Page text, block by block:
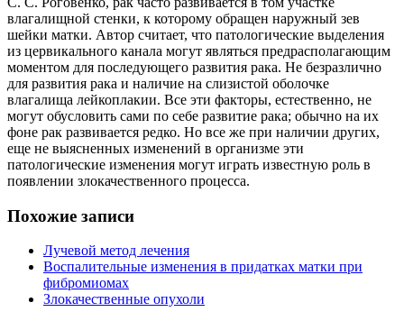
влагалищной стенки, к которому обращен наружный зев
шейки матки. Автор считает, что патологические выделения
из цервикального канала могут являться предрасполагающим
моментом для последующего развития рака. Не безразлично
для развития рака и наличие на слизистой оболочке
влагалища лейкоплакии. Все эти факторы, естественно, не
могут обусловить сами по себе развитие рака; обычно на их
фоне рак развивается редко. Но все же при наличии других,
еще не выясненных изменений в организме эти
патологические изменения могут играть известную роль в
появлении злокачественного процесса.
Похожие записи
Лучевой метод лечения
Воспалительные изменения в придатках матки при
фибромиомах
Злокачественные опухоли